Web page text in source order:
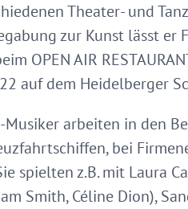
Theater- und
zur Kunst lässt
OPEN AIR
auf dem Heidelberger
Musiker arbeiten in den
bei
spielten z.B. mit Laura
Smith, Céline Dion),